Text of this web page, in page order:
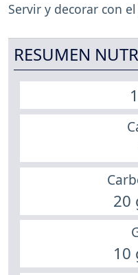
Servir y decorar con
RESUMEN
20
10